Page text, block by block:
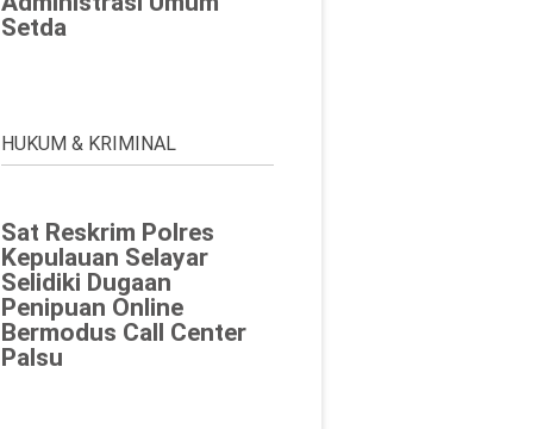
Setda
HUKUM & KRIMINAL
Sat Reskrim Polres
Kepulauan Selayar
Selidiki Dugaan
Penipuan Online
Bermodus Call Center
Palsu